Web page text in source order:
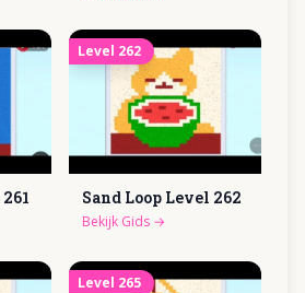
261
Level 262
Sand Loop Level 262
Bekijk Gids →
Level 265